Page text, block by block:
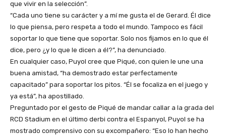
que vivir en la selección”.
“Cada uno tiene su carácter y a mí me gusta el de Gerard. Él dice
lo que piensa, pero respeta a todo el mundo. Tampoco es fácil
soportar lo que tiene que soportar. Solo nos fijamos en lo que él
dice, pero ¿y lo que le dicen a él?”, ha denunciado.
En cualquier caso, Puyol cree que Piqué, con quien le une una
buena amistad, “ha demostrado estar perfectamente
capacitado” para soportar los pitos. “Él se focaliza en el juego y
ya está”, ha apostillado.
Preguntado por el gesto de Piqué de mandar callar a la grada del
RCD Stadium en el último derbi contra el Espanyol, Puyol se ha
mostrado comprensivo con su excompañero: “Eso lo han hecho